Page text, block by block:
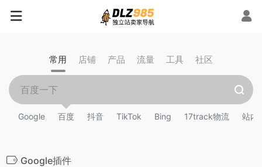
常用 店铺 产品 流量 工具 社区
Google 百度 抖音 TikTok Bing 17track物流 站内
Google插件